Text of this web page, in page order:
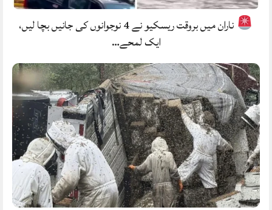
ناران میں بروقت ریسکیو نے 4 نوجوانوں کی جانیں بچا لیں،
ایک لمحے…